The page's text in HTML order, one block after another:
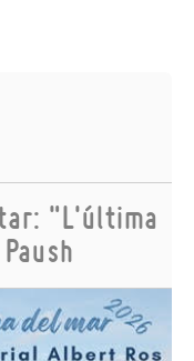
"L'última